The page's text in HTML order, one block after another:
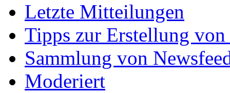
Letzte Mitteilungen
Tipps zur Erstellung
Sammlung von
Moderiert